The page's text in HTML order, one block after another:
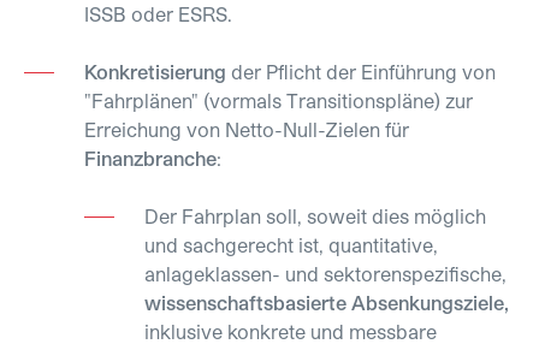
ISSB oder ESRS.
Konkretisierung der Pflicht der Einführung von
"Fahrplänen" (vormals Transitionspläne) zur
Erreichung von Netto-Null-Zielen für
Finanzbranche:
Der Fahrplan soll, soweit dies möglich
und sachgerecht ist, quantitative,
anlageklassen- und sektorenspezifische,
wissenschaftsbasierte Absenkungsziele,
inklusive konkrete und messbare